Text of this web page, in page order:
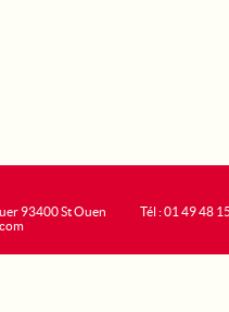
93400 St Ouen
Tél : 01 49 48